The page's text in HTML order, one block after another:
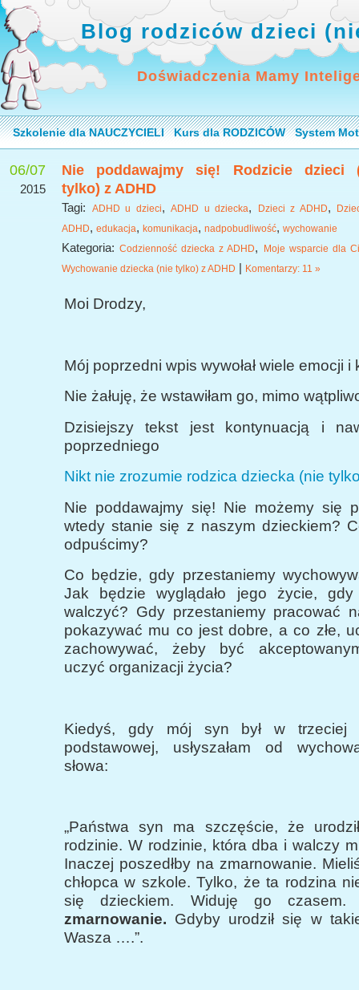
Blog rodziców dzieci
Doświadczenia Mamy
Szkolenie dla NAUCZYCIELI Kurs dla RODZICÓW System
06/07
2015
Nie poddawajmy się! Rodzicie dzieci
tylko) z ADHD
Tagi: ADHD u dzieci,ADHD u dziecka, Dzieci z ADHD,
ADHD, edukacja, komunikacja, nadpobudliwość, wychowanie
Kategoria:Codzienność dziecka z ADHD,
Moje wsparcie dla
Wychowanie dziecka (nie tylko) z ADHD | Komentarzy: 11 »
Moi Drodzy,
Mój poprzedni wpis wywołał wiele emocji i
Nie żałuję, że wstawiłam go, mimo
Dzisiejszy tekst jest kontynuacją i
poprzedniego
Nikt nie zrozumie rodzica dziecka (nie
Nie poddawajmy się! Nie możemy się
wtedy stanie się z naszym dzieckiem?
odpuścimy?
Co będzie, gdy przestaniemy
Jak będzie wyglądało jego życie, gdy
walczyć? Gdy przestaniemy pracować
pokazywać mu co jest dobre, a co złe,
zachowywać, żeby być
uczyć organizacji życia?
Kiedyś, gdy mój syn był w trzeciej
podstawowej, usłyszałam od
słowa:
„Państwa syn ma szczęście, że
rodzinie. W rodzinie, która dba i walczy
Inaczej poszedłby na zmarnowanie.
chłopca w szkole. Tylko, że ta rodzina
się dzieckiem. Widuję go
zmarnowanie. Gdyby urodził się w
Wasza ….”.